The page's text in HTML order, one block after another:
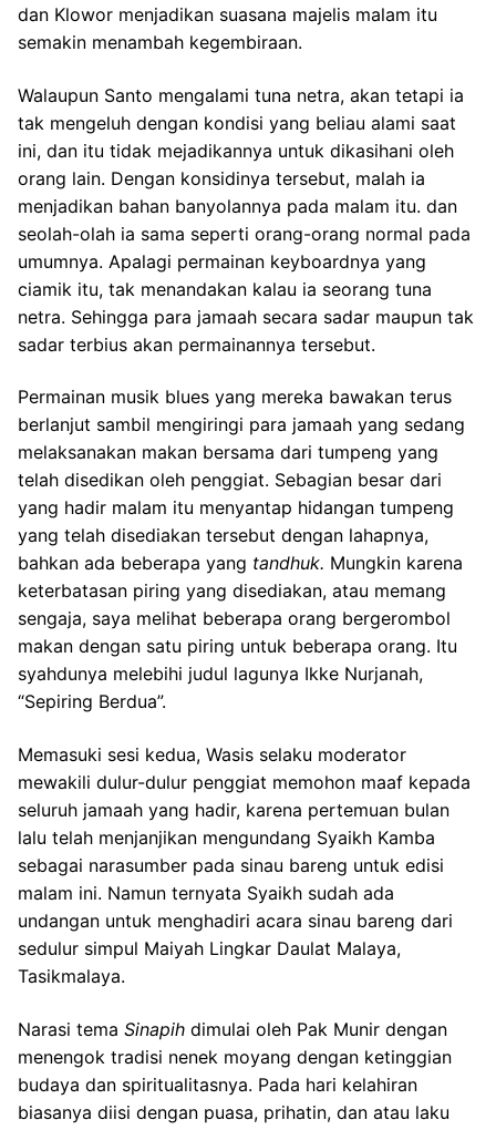
dan Klowor menjadikan suasana majelis malam itu
semakin menambah kegembiraan.
Walaupun Santo mengalami tuna netra, akan tetapi ia
tak mengeluh dengan kondisi yang beliau alami saat
ini, dan itu tidak mejadikannya untuk dikasihani oleh
orang lain. Dengan konsidinya tersebut, malah ia
menjadikan bahan banyolannya pada malam itu. dan
seolah-olah ia sama seperti orang-orang normal pada
umumnya. Apalagi permainan keyboardnya yang
ciamik itu, tak menandakan kalau ia seorang tuna
netra. Sehingga para jamaah secara sadar maupun tak
sadar terbius akan permainannya tersebut.
Permainan musik blues yang mereka bawakan terus
berlanjut sambil mengiringi para jamaah yang sedang
melaksanakan makan bersama dari tumpeng yang
telah disedikan oleh penggiat. Sebagian besar dari
yang hadir malam itu menyantap hidangan tumpeng
yang telah disediakan tersebut dengan lahapnya,
bahkan ada beberapa yang tandhuk. Mungkin karena
keterbatasan piring yang disediakan, atau memang
sengaja, saya melihat beberapa orang bergerombol
makan dengan satu piring untuk beberapa orang. Itu
syahdunya melebihi judul lagunya Ikke Nurjanah,
“Sepiring Berdua”.
Memasuki sesi kedua, Wasis selaku moderator
mewakili dulur-dulur penggiat memohon maaf kepada
seluruh jamaah yang hadir, karena pertemuan bulan
lalu telah menjanjikan mengundang Syaikh Kamba
sebagai narasumber pada sinau bareng untuk edisi
malam ini. Namun ternyata Syaikh sudah ada
undangan untuk menghadiri acara sinau bareng dari
sedulur simpul Maiyah Lingkar Daulat Malaya,
Tasikmalaya.
Narasi tema Sinapih dimulai oleh Pak Munir dengan
menengok tradisi nenek moyang dengan ketinggian
budaya dan spiritualitasnya. Pada hari kelahiran
biasanya diisi dengan puasa, prihatin, dan atau laku